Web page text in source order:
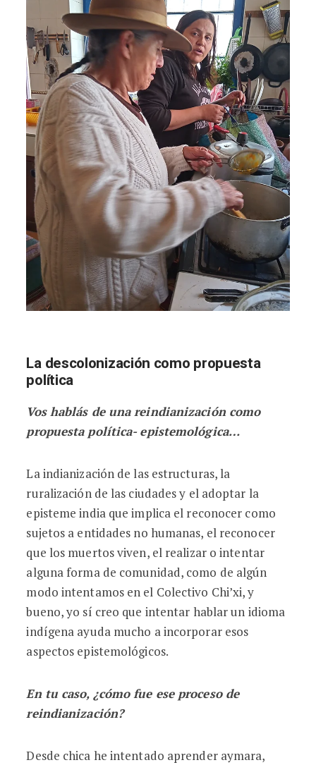
La descolonización como propuesta
política
Vos hablás de una reindianización como
propuesta política- epistemológica…
La indianización de las estructuras, la
ruralización de las ciudades y el adoptar la
episteme india que implica el reconocer como
sujetos a entidades no humanas, el reconocer
que los muertos viven, el realizar o intentar
alguna forma de comunidad, como de algún
modo intentamos en el Colectivo Chi’xi, y
bueno, yo sí creo que intentar hablar un idioma
indígena ayuda mucho a incorporar esos
aspectos epistemológicos.
En tu caso, ¿cómo fue ese proceso de
reindianización?
Desde chica he intentado aprender aymara,